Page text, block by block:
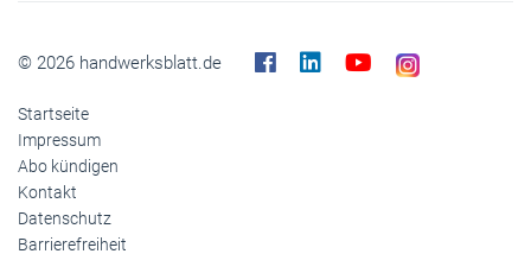
© 2026 handwerksblatt.de
Startseite
Impressum
Abo kündigen
Kontakt
Datenschutz
Barrierefreiheit